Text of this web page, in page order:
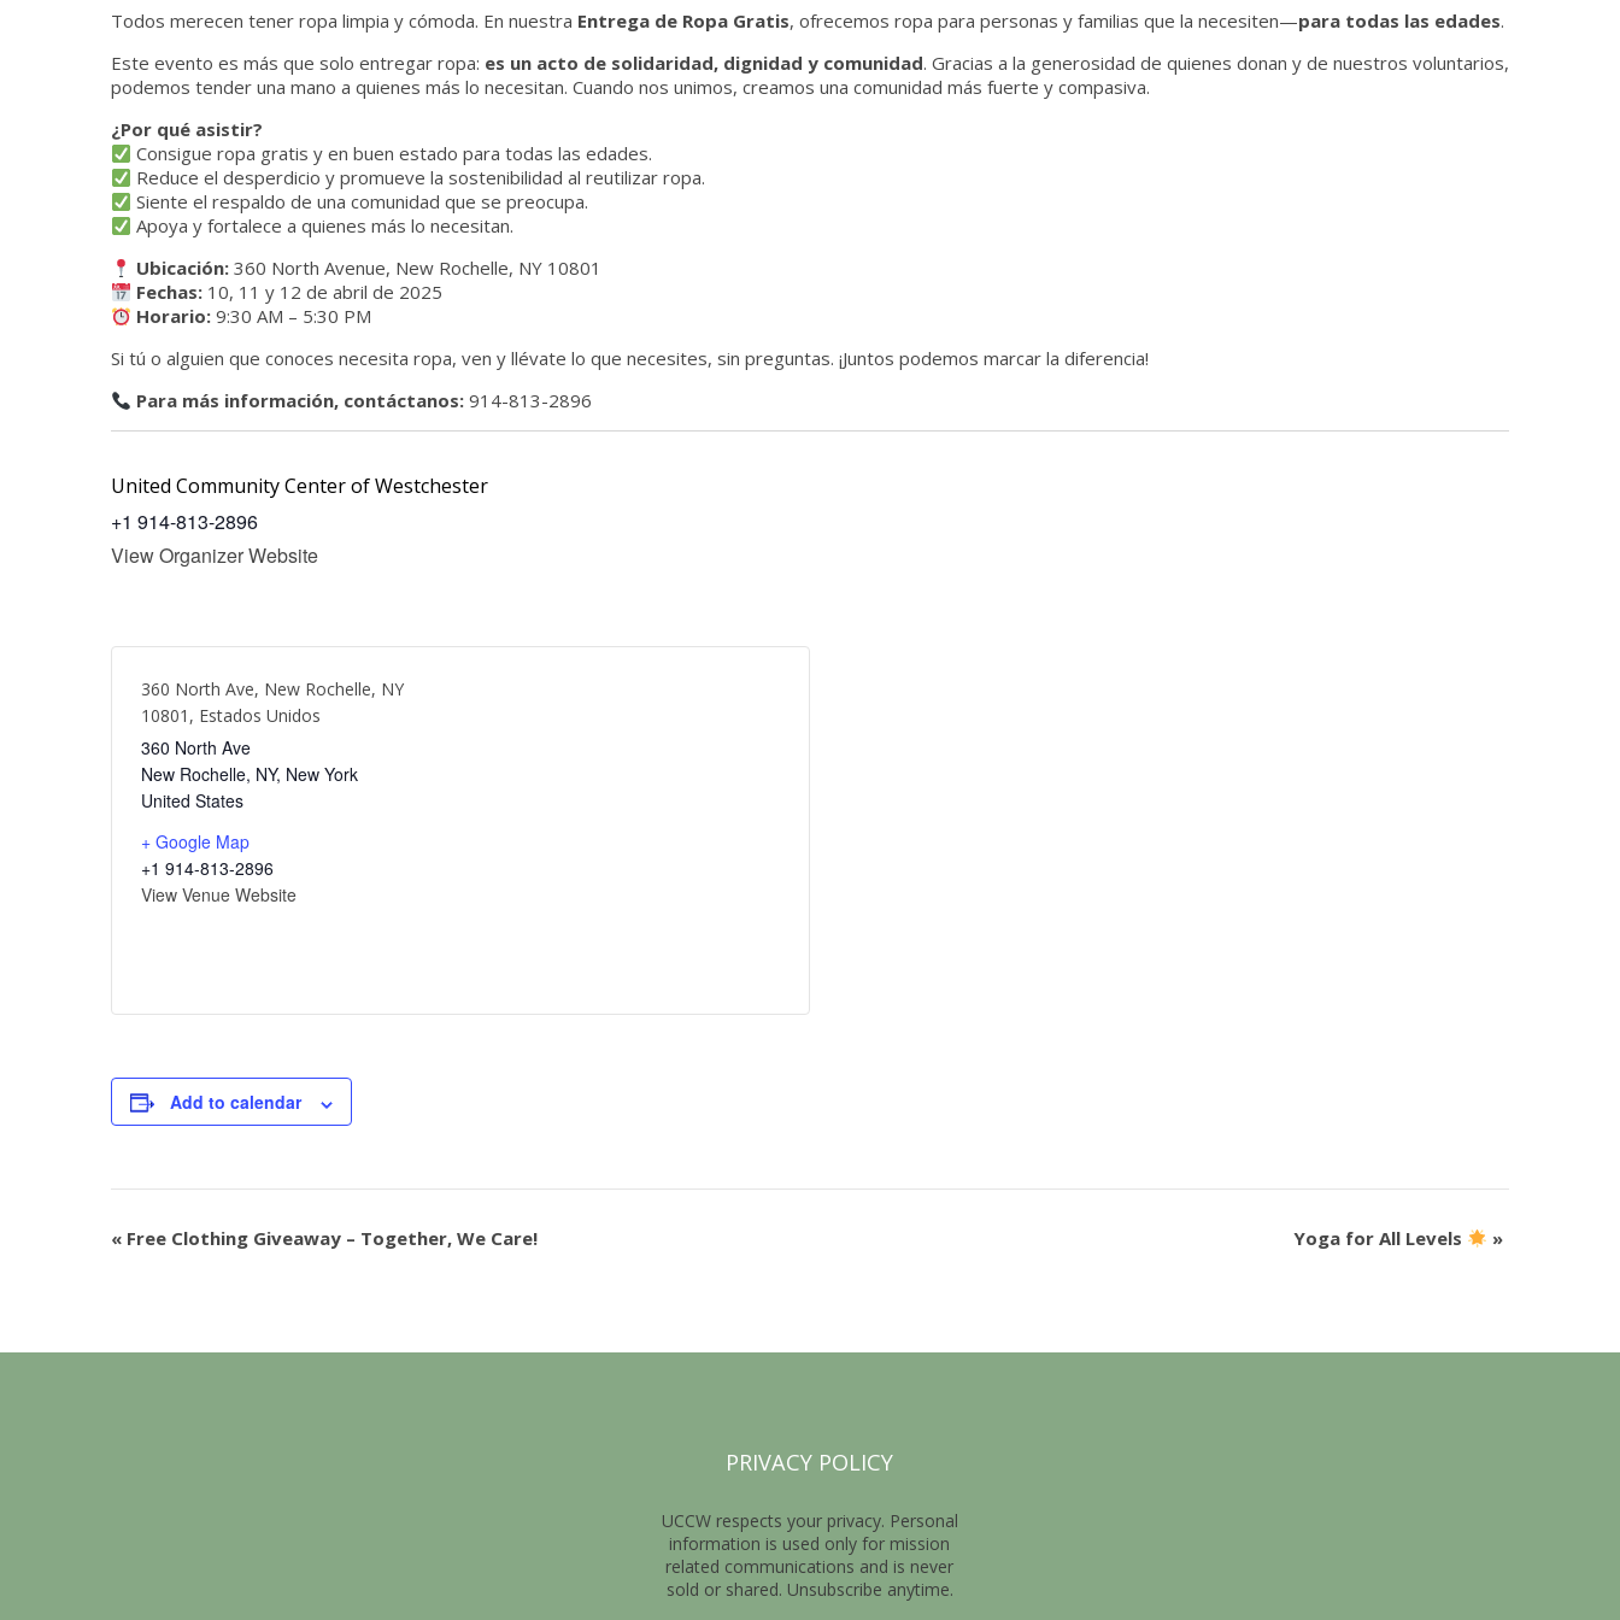
Todos merecen tener ropa limpia y cómoda. En nuestra Entrega de Ropa Gratis, ofrecemos ropa para personas y familias que la necesiten—para todas las edades.
Este evento es más que solo entregar ropa: es un acto de solidaridad, dignidad y comunidad. Gracias a la generosidad de quienes donan y de nuestros voluntarios,
podemos tender una mano a quienes más lo necesitan. Cuando nos unimos, creamos una comunidad más fuerte y compasiva.
¿Por qué asistir?
Consigue ropa gratis y en buen estado para todas las edades.
Reduce el desperdicio y promueve la sostenibilidad al reutilizar ropa.
Siente el respaldo de una comunidad que se preocupa.
Apoya y fortalece a quienes más lo necesitan.
Ubicación: 360 North Avenue, New Rochelle, NY 10801
Fechas: 10, 11 y 12 de abril de 2025
Horario: 9:30 AM – 5:30 PM
Si tú o alguien que conoces necesita ropa, ven y llévate lo que necesites, sin preguntas. ¡Juntos podemos marcar la diferencia!
Para más información, contáctanos: 914-813-2896
United Community Center of Westchester
+1 914-813-2896
View Organizer Website
360 North Ave, New Rochelle, NY
10801, Estados Unidos
360 North Ave
New Rochelle, NY, New York
United States
+ Google Map
+1 914-813-2896
View Venue Website
Add to calendar
Event
« Free Clothing Giveaway – Together, We Care! Yoga for All Levels »
PRIVACY POLICY
UCCW respects your privacy. Personal
information is used only for mission
related communications and is never
sold or shared. Unsubscribe anytime.